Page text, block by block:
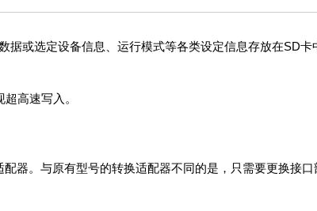
据或选定设备信息、运行模式等各类设定信息存放在SD卡
高速写入。
器。与原有型号的转换适配器不同的是，只需要更换接